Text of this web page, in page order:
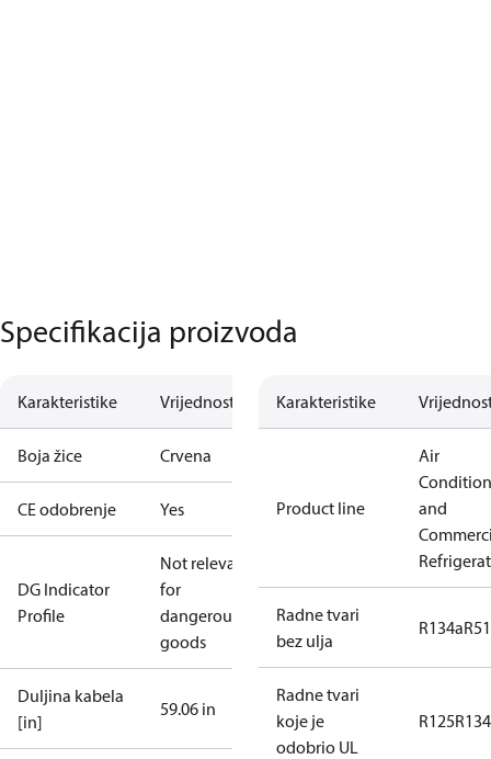
Specifikacija proizvoda
Karakteristike Vrijednost
Boja žice Crvena
CE odobrenje Yes
DG Indicator
Profile
Not relevant
for
dangerous
goods
Duljina kabela
[in]
59.06 in
Karakteristike
Product line
Air
and
Radne tvari
bez ulja
R134a
Radne tvari
koje je
odobrio UL
R125